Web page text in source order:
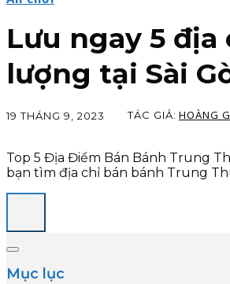
Lưu ngay 5
lượng tại Sài
19 THÁNG 9, 2023 TÁC GIẢ: HOÀNG
Top 5 Địa Điểm Bán Bánh Trung
bạn tìm địa chỉ bán bánh Trung
Mục lục